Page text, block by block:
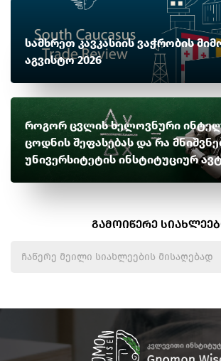
სამხრეთ კავკასიის ვაჭრობის
აგვისტო 2026
როგორ ცვლის ხელოვნური
ცოდნის შეფასებას და რა
უნივერსიტეტის ინსტიტუციურ
გამოიწერე